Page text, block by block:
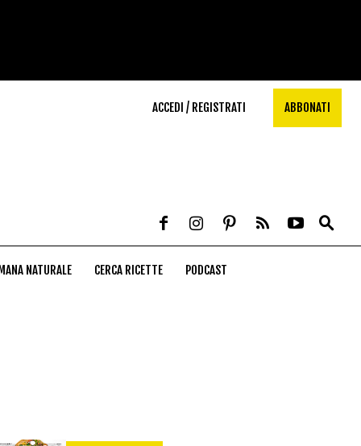
ACCEDI / REGISTRATI ABBONATI
NATURALE CERCA RICETTE PODCAST